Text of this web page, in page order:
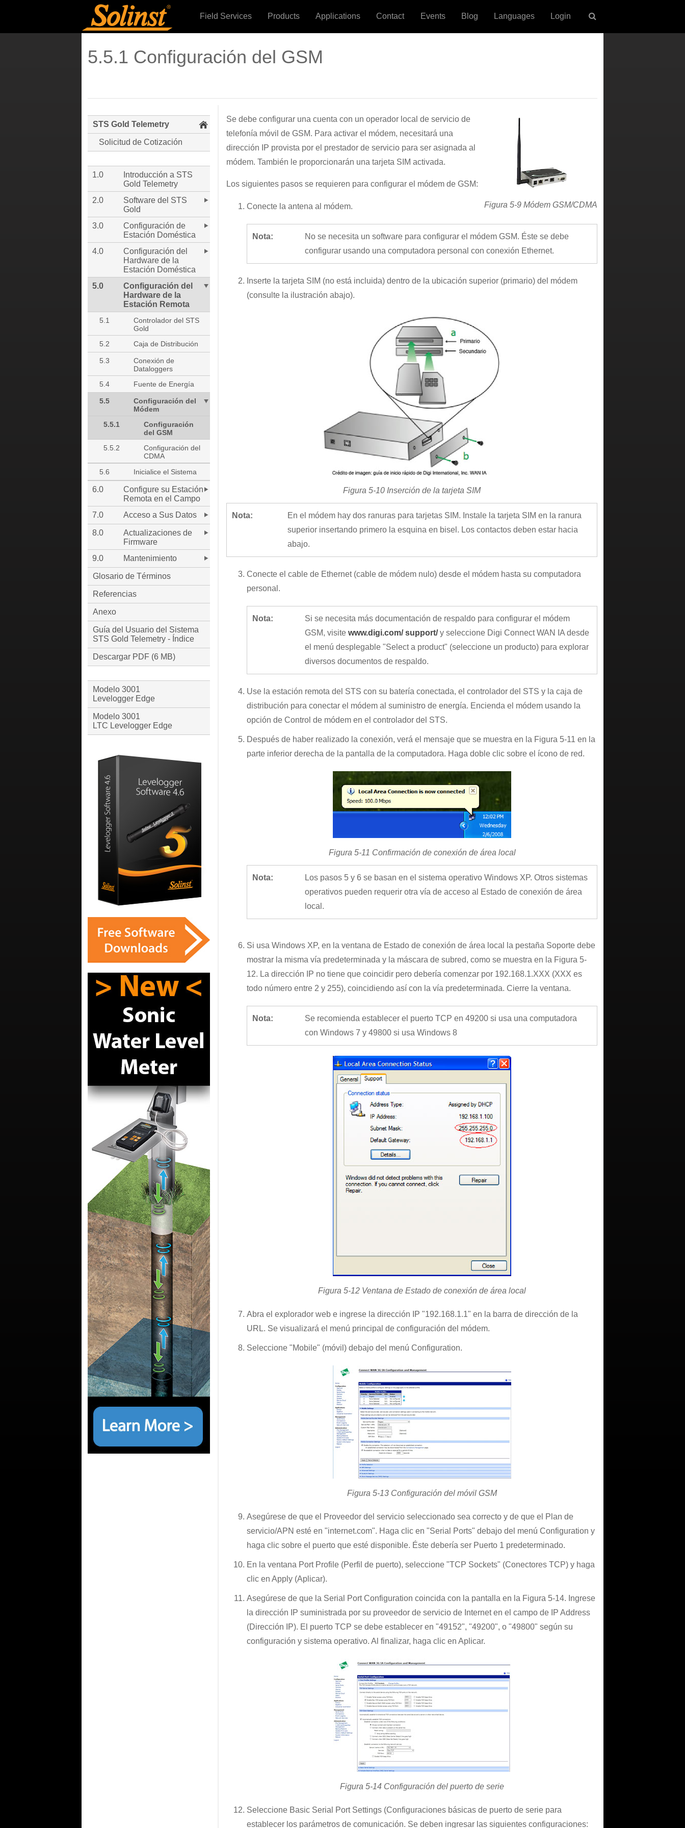
Field Services Products Applications Contact Events Blog Languages Login
5.5.1 Configuración del GSM
Figura 5-9 Módem GSM/CDMA
Se debe configurar una cuenta con un operador local de servicio de
telefonía móvil de GSM. Para activar el módem, necesitará una
dirección IP provista por el prestador de servicio para ser asignada al
módem. También le proporcionarán una tarjeta SIM activada.
Los siguientes pasos se requieren para configurar el módem de GSM:
Conecte la antena al módem.
Nota:
No se necesita un software para configurar el módem GSM. Éste se debe
configurar usando una computadora personal con conexión Ethernet.
Inserte la tarjeta SIM (no está incluida) dentro de la ubicación superior (primario) del módem
(consulte la ilustración abajo).
Figura 5-10 Inserción de la tarjeta SIM
Nota:
En el módem hay dos ranuras para tarjetas SIM. Instale la tarjeta SIM en la ranura
superior insertando primero la esquina en bisel. Los contactos deben estar hacia
abajo.
Conecte el cable de Ethernet (cable de módem nulo) desde el módem hasta su computadora
personal.
Nota:
Si se necesita más documentación de respaldo para configurar el módem
GSM, visite www.digi.com/ support/y seleccione Digi Connect WAN IA desde
el menú desplegable "Select a product" (seleccione un producto) para explorar
diversos documentos de respaldo.
Use la estación remota del STS con su batería conectada, el controlador del STS y la caja de
distribución para conectar el módem al suministro de energía. Encienda el módem usando la
opción de Control de módem en el controlador del STS.
Después de haber realizado la conexión, verá el mensaje que se muestra en la Figura 5-11 en la
parte inferior derecha de la pantalla de la computadora. Haga doble clic sobre el ícono de red.
Figura 5-11 Confirmación de conexión de área local
Nota:
Los pasos 5 y 6 se basan en el sistema operativo Windows XP. Otros sistemas
operativos pueden requerir otra vía de acceso al Estado de conexión de área
local.
Si usa Windows XP, en la ventana de Estado de conexión de área local la pestaña Soporte debe
mostrar la misma vía predeterminada y la máscara de subred, como se muestra en la Figura 5-
12. La dirección IP no tiene que coincidir pero debería comenzar por 192.168.1.XXX (XXX es
todo número entre 2 y 255), coincidiendo así con la vía predeterminada. Cierre la ventana.
Nota:
Se recomienda establecer el puerto TCP en 49200 si usa una computadora
con Windows 7 y 49800 si usa Windows 8
Figura 5-12 Ventana de Estado de conexión de área local
Abra el explorador web e ingrese la dirección IP "192.168.1.1" en la barra de dirección de la
URL. Se visualizará el menú principal de configuración del módem.
Seleccione "Mobile" (móvil) debajo del menú Configuration.
Figura 5-13 Configuración del móvil GSM
Asegúrese de que el Proveedor del servicio seleccionado sea correcto y de que el Plan de
servicio/APN esté en "internet.com". Haga clic en "Serial Ports" debajo del menú Configuration y
haga clic sobre el puerto que esté disponible. Éste debería ser Puerto 1 predeterminado.
En la ventana Port Profile (Perfil de puerto), seleccione "TCP Sockets" (Conectores TCP) y haga
clic en Apply (Aplicar).
Asegúrese de que la Serial Port Configuration coincida con la pantalla en la Figura 5-14. Ingrese
la dirección IP suministrada por su proveedor de servicio de Internet en el campo de IP Address
(Dirección IP). El puerto TCP se debe establecer en "49152", "49200", o "49800" según su
configuración y sistema operativo. Al finalizar, haga clic en Aplicar.
Figura 5-14 Configuración del puerto de serie
Seleccione Basic Serial Port Settings (Configuraciones básicas de puerto de serie para
establecer los parámetros de comunicación. Se deben ingresar las siguientes configuraciones:
STS Gold Telemetry
Solicitud de Cotización
1.0
Introducción a STS
Gold Telemetry
2.0
Software del STS
Gold
3.0
Configuración de
Estación Doméstica
4.0
Configuración del
Hardware de la
Estación Doméstica
5.0
Configuración del
Hardware de la
Estación Remota
5.1
Controlador del STS
Gold
5.2
Caja de Distribución
5.3
Conexión de
Dataloggers
5.4
Fuente de Energía
5.5
Configuración del
Módem
5.5.1
Configuración
del GSM
5.5.2
Configuración del
CDMA
5.6
Inicialice el Sistema
6.0
Configure su Estación
Remota en el Campo
7.0
Acceso a Sus Datos
8.0
Actualizaciones de
Firmware
9.0
Mantenimiento
Glosario de Términos
Referencias
Anexo
Guía del Usuario del Sistema
STS Gold Telemetry - Índice
Descargar PDF (6 MB)
Modelo 3001
Levelogger Edge
Modelo 3001
LTC Levelogger Edge